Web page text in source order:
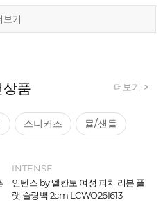
보기
보기
보기
보기
보기
보기
품 더보기 >
스니커즈 뮬/샌들
MAZZ
마쯔 by 엘칸토 여성 와이드 위빙 크
로스 컴포트 뮬 3.5cm LCWW62M62
INTENSE
인텐스 by 엘칸토 여성 피치 리본 플
랫 슬링백 2cm LCWO26I613
INTENSE
인텐스 by 엘칸토 여성 피치 리본 더
블 스트랩 메리제인 2cm LCWD97I6
MAZZ
마쯔 by 엘칸토 여성 별자수 어글리
스니커즈 3.5cm LCWS04M613
MAZZ
마쯔 by 엘칸토 여성 와이드 위빙 크
로스 컴포트 뮬 3.5cm LCWW62M62
INTENSE
인텐스 by 엘칸토 여성 피치 리본 플
랫 슬링백 2cm LCWO26I613